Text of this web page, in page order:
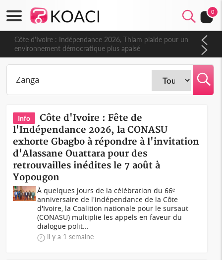
0
Côte d'Ivoire : Indépendance 2026, Thiam plaide pour un
environnement démocratique plus apaisé
Info
Côte d'Ivoire : Fête de
l'Indépendance 2026, la CONASU
exhorte Gbagbo à répondre à l'invitation
d'Alassane Ouattara pour des
retrouvailles inédites le 7 août à
Yopougon
À quelques jours de la célébration du 66ᵉ
anniversaire de l'indépendance de la Côte
d'Ivoire, la Coalition nationale pour le sursaut
(CONASU) multiplie les appels en faveur du
dialogue polit...
il y a 1 semaine